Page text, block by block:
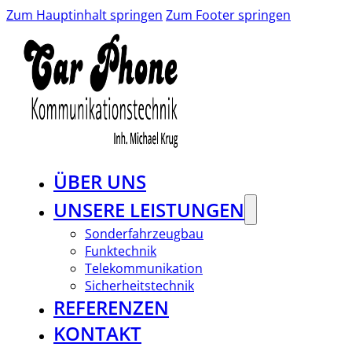
Zum Hauptinhalt springen Zum Footer springen
ÜBER UNS
UNSERE LEISTUNGEN
Sonderfahrzeugbau
Funktechnik
Telekommunikation
Sicherheitstechnik
REFERENZEN
KONTAKT